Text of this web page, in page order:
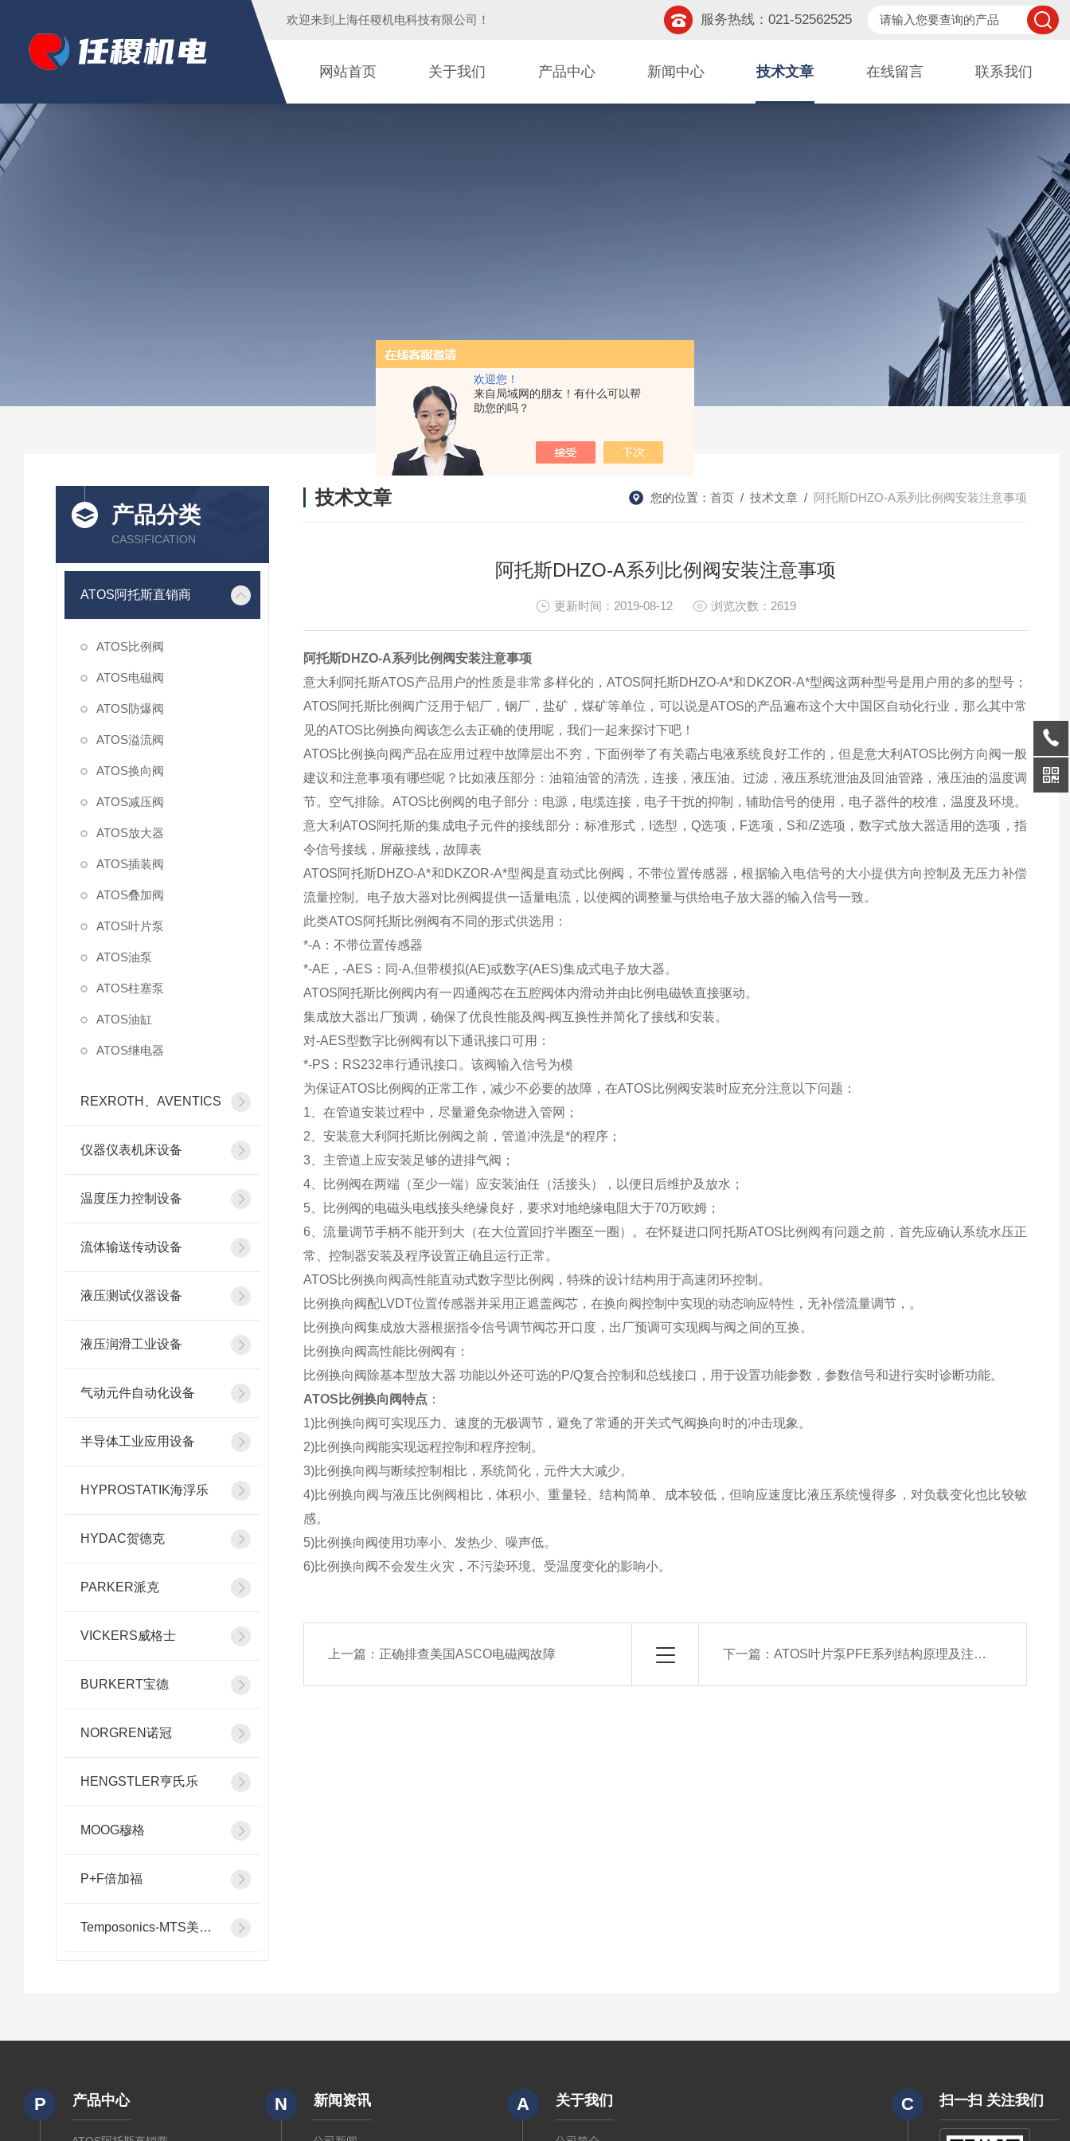
欢迎您！
来自局域网的朋友！有什么可以帮
助您的吗？
欢迎来到 上海任稷机电科技有限公司 ！ 服务热线：021-52562525
网站首页 关于我们 产品中心 新闻中心 技术文章 在线留言 联系我们
产品分类
CASSIFICATION
ATOS阿托斯直销商
ATOS比例阀
ATOS电磁阀
ATOS防爆阀
ATOS溢流阀
ATOS换向阀
ATOS减压阀
ATOS放大器
ATOS插装阀
ATOS叠加阀
ATOS叶片泵
ATOS油泵
ATOS柱塞泵
ATOS油缸
ATOS继电器
REXROTH、AVENTICS
仪器仪表机床设备
温度压力控制设备
流体输送传动设备
液压测试仪器设备
液压润滑工业设备
气动元件自动化设备
半导体工业应用设备
HYPROSTATIK海浮乐
HYDAC贺德克
PARKER派克
VICKERS威格士
BURKERT宝德
NORGREN诺冠
HENGSTLER亨氏乐
MOOG穆格
P+F倍加福
Temposonics-MTS美斯特
技术文章 您的位置： 首页 / 技术文章 / 阿托斯DHZO-A系列比例阀安装注意事项
阿托斯DHZO-A系列比例阀安装注意事项
更新时间：2019-08-12 浏览次数：2619
阿托斯DHZO-A系列比例阀安装注意事项
意大利阿托斯ATOS产品用户的性质是非常多样化的，ATOS阿托斯DHZO-A*和DKZOR-A*型阀这两种型号是用户用的多的型号；
ATOS阿托斯比例阀广泛用于铝厂，钢厂，盐矿，煤矿等单位，可以说是ATOS的产品遍布这个大中国区自动化行业，那么其中常
见的ATOS比例换向阀该怎么去正确的使用呢，我们一起来探讨下吧！
ATOS比例换向阀产品在应用过程中故障层出不穷，下面例举了有关霸占电液系统良好工作的，但是意大利ATOS比例方向阀一般
建议和注意事项有哪些呢？比如液压部分：油箱油管的清洗，连接，液压油。过滤，液压系统泄油及回油管路，液压油的温度调
节。空气排除。ATOS比例阀的电子部分：电源，电缆连接，电子干扰的抑制，辅助信号的使用，电子器件的校准，温度及环境。
意大利ATOS阿托斯的集成电子元件的接线部分：标准形式，I选型，Q选项，F选项，S和/Z选项，数字式放大器适用的选项，指
令信号接线，屏蔽接线，故障表
ATOS阿托斯DHZO-A*和DKZOR-A*型阀是直动式比例阀，不带位置传感器，根据输入电信号的大小提供方向控制及无压力补偿
流量控制。电子放大器对比例阀提供一适量电流，以使阀的调整量与供给电子放大器的输入信号一致。
此类ATOS阿托斯比例阀有不同的形式供选用：
*-A：不带位置传感器
*-AE，-AES：同-A,但带模拟(AE)或数字(AES)集成式电子放大器。
ATOS阿托斯比例阀内有一四通阀芯在五腔阀体内滑动并由比例电磁铁直接驱动。
集成放大器出厂预调，确保了优良性能及阀-阀互换性并简化了接线和安装。
对-AES型数字比例阀有以下通讯接口可用：
*-PS：RS232串行通讯接口。该阀输入信号为模
为保证ATOS比例阀的正常工作，减少不必要的故障，在ATOS比例阀安装时应充分注意以下问题：
1、在管道安装过程中，尽量避免杂物进入管网；
2、安装意大利阿托斯比例阀之前，管道冲洗是*的程序；
3、主管道上应安装足够的进排气阀；
4、比例阀在两端（至少一端）应安装油任（活接头），以便日后维护及放水；
5、比例阀的电磁头电线接头绝缘良好，要求对地绝缘电阻大于70万欧姆；
6、流量调节手柄不能开到大（在大位置回拧半圈至一圈）。在怀疑进口阿托斯ATOS比例阀有问题之前，首先应确认系统水压正
常、控制器安装及程序设置正确且运行正常。
ATOS比例换向阀高性能直动式数字型比例阀，特殊的设计结构用于高速闭环控制。
比例换向阀配LVDT位置传感器并采用正遮盖阀芯，在换向阀控制中实现的动态响应特性，无补偿流量调节，。
比例换向阀集成放大器根据指令信号调节阀芯开口度，出厂预调可实现阀与阀之间的互换。
比例换向阀高性能比例阀有：
比例换向阀除基本型放大器 功能以外还可选的P/Q复合控制和总线接口，用于设置功能参数，参数信号和进行实时诊断功能。
ATOS比例换向阀特点 ：
1)比例换向阀可实现压力、速度的无极调节，避免了常通的开关式气阀换向时的冲击现象。
2)比例换向阀能实现远程控制和程序控制。
3)比例换向阀与断续控制相比，系统简化，元件大大减少。
4)比例换向阀与液压比例阀相比，体积小、重量轻、结构简单、成本较低，但响应速度比液压系统慢得多，对负载变化也比较敏
感。
5)比例换向阀使用功率小、发热少、噪声低。
6)比例换向阀不会发生火灾，不污染环境。受温度变化的影响小。
上一篇： 正确排查美国ASCO电磁阀故障 下一篇： ATOS叶片泵PFE系列结构原理及注意事项
P 产品中心 N 新闻资讯 A 关于我们 C 扫一扫 关注我们